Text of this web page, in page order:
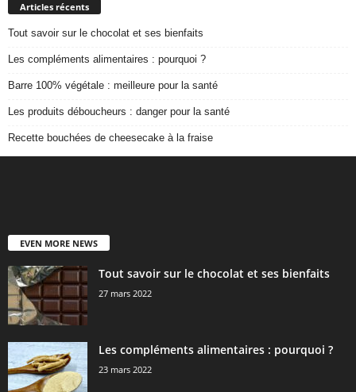
Articles récents
Tout savoir sur le chocolat et ses bienfaits
Les compléments alimentaires : pourquoi ?
Barre 100% végétale : meilleure pour la santé
Les produits déboucheurs : danger pour la santé
Recette bouchées de cheesecake à la fraise
EVEN MORE NEWS
Tout savoir sur le chocolat et ses bienfaits
27 mars 2022
Les compléments alimentaires : pourquoi ?
23 mars 2022